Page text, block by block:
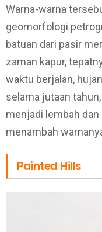
Warna-warna
geomorfologi
batuan dari pasir
zaman kapur,
waktu berjalan,
selama jutaan
menjadi lembah
menambah
Painted Hills